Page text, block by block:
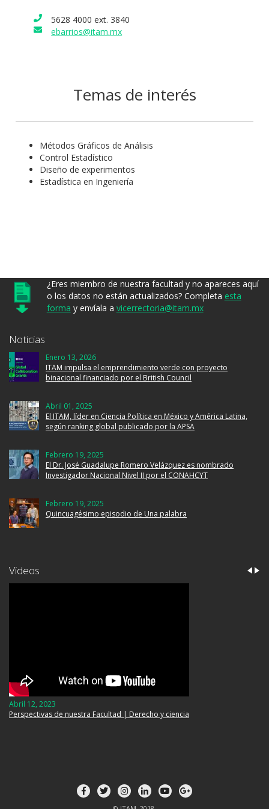
5628 4000 ext. 3840
ebarrios@itam.mx
Temas de interés
Métodos Gráficos de Análisis
Control Estadístico
Diseño de experimentos
Estadística en Ingeniería
¿Eres miembro de nuestra facultad y no apareces aquí
o los datos no están actualizados? Completa esta
forma y envíala a vicerrectoria@itam.mx
Noticias
Enero 13, 2026
ITAM impulsa el emprendimiento verde con proyecto
binacional financiado por el British Council
Abril 01, 2025
El ITAM, líder en Ciencia Política en México y América Latina,
según ranking global publicado por la APSA
Febrero 19, 2025
El Dr. José Guadalupe Romero Velázquez es nombrado
Investigador Nacional Nivel II por el CONAHCYT
Febrero 19, 2025
Quincuagésimo episodio de Una palabra
Videos
Abril 12, 2023
Perspectivas de nuestra Facultad | Derecho y ciencia